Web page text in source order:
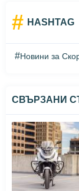
# HASHTAG
#Новини за
СВЪРЗАНИ